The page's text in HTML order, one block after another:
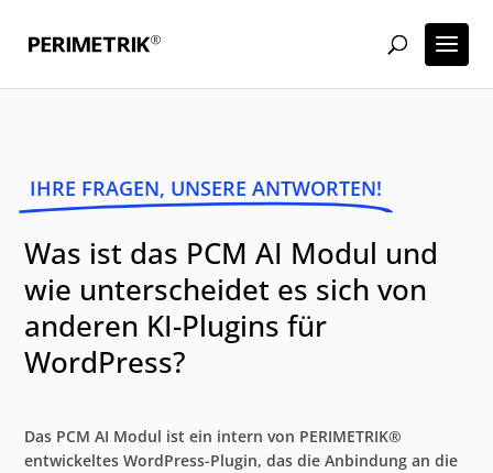
IHRE FRAGEN, UNSERE ANTWORTEN!
Was ist das PCM AI Modul und
wie unterscheidet es sich von
anderen KI-Plugins für
WordPress?
Das PCM AI Modul ist ein intern von PERIMETRIK®
entwickeltes WordPress-Plugin, das die Anbindung an die